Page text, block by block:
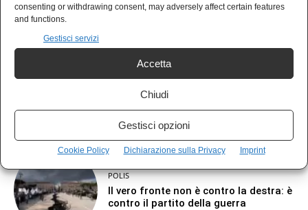
consenting or withdrawing consent, may adversely affect certain features
and functions.
Gestisci servizi
Accetta
Chiudi
Gestisci opzioni
Cookie Policy Dichiarazione sulla Privacy Imprint
LATEST ARTICLES
Guccini se n’è andato, restano le
canzoni e le domande senza risposta
POLIS
Il vero fronte non è contro la destra: è
contro il partito della guerra